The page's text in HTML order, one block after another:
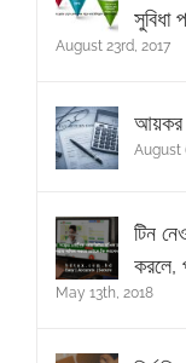
সুবিধা
August 23rd, 2017
আয়কর
August
টিন
করলে,
May 13th, 2018